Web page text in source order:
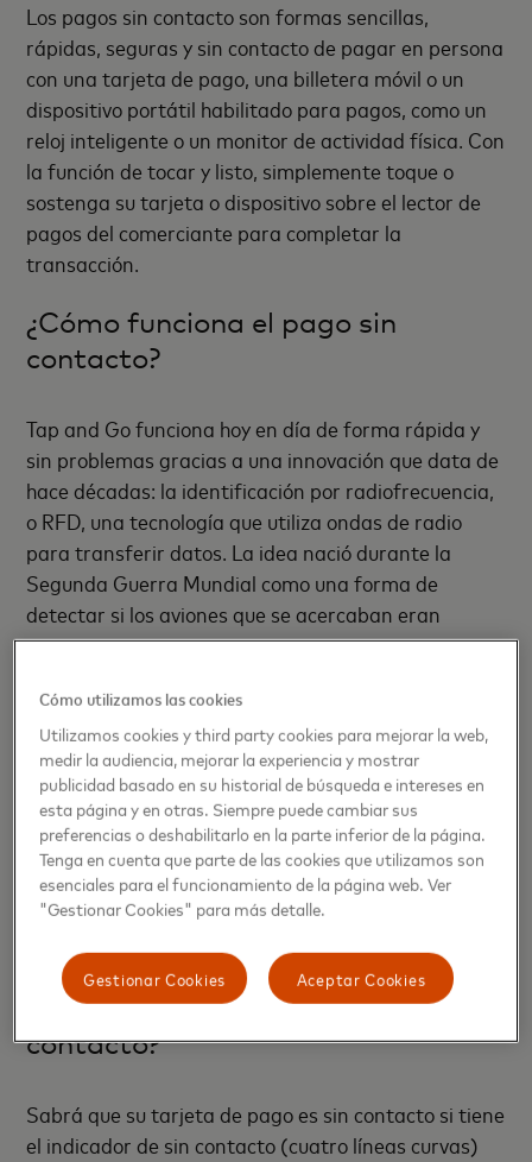
Los pagos sin contacto son formas sencillas,
rápidas, seguras y sin contacto de pagar en persona
con una tarjeta de pago, una billetera móvil o un
dispositivo portátil habilitado para pagos, como un
reloj inteligente o un monitor de actividad física. Con
la función de tocar y listo, simplemente toque o
sostenga su tarjeta o dispositivo sobre el lector de
pagos del comerciante para completar la
transacción.
¿Cómo funciona el pago sin
contacto?
Tap and Go funciona hoy en día de forma rápida y
sin problemas gracias a una innovación que data de
hace décadas: la identificación por radiofrecuencia,
o RFD, una tecnología que utiliza ondas de radio
para transferir datos. La idea nació durante la
Segunda Guerra Mundial como una forma de
detectar si los aviones que se acercaban eran
amigos o enemigos.
Las tarjetas actuales suelen utilizar una versión de
RFID llamada comunicación de campo cercano o
NFC, que funciona a una frecuencia más alta y
permite una transferencia de datos más rápida,
pero solo a distancias cortas (unos pocos
centímetros). Las tarjetas de pago, los monederos
móviles y otros dispositivos portátiles contienen una
pequeña antena que transmite la información de la
cuenta a la terminal del comerciante.
¿Cómo sé si mi tarjeta es sin
contacto?
Sabrá que su tarjeta de pago es sin contacto si tiene
el indicador de sin contacto (cuatro líneas curvas)
Cómo utilizamos las cookies
Utilizamos cookies y third party cookies para mejorar la web,
medir la audiencia, mejorar la experiencia y mostrar
publicidad basado en su historial de búsqueda e intereses en
esta página y en otras. Siempre puede cambiar sus
preferencias o deshabilitarlo en la parte inferior de la página.
Tenga en cuenta que parte de las cookies que utilizamos son
esenciales para el funcionamiento de la página web. Ver
"Gestionar Cookies" para más detalle.
Aceptar Cookies
Gestionar Cookies